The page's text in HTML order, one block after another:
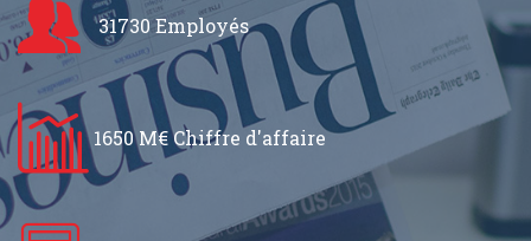
31730 Employés
1650 M€ Chiffre d'affaire